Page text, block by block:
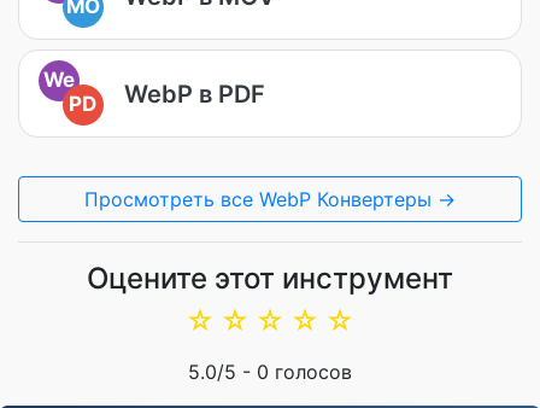
MO
We
PD
WebP в PDF
Просмотреть все WebP Конвертеры →
Оцените этот инструмент
☆
☆
☆
☆
☆
5.0/5 - 0 голосов